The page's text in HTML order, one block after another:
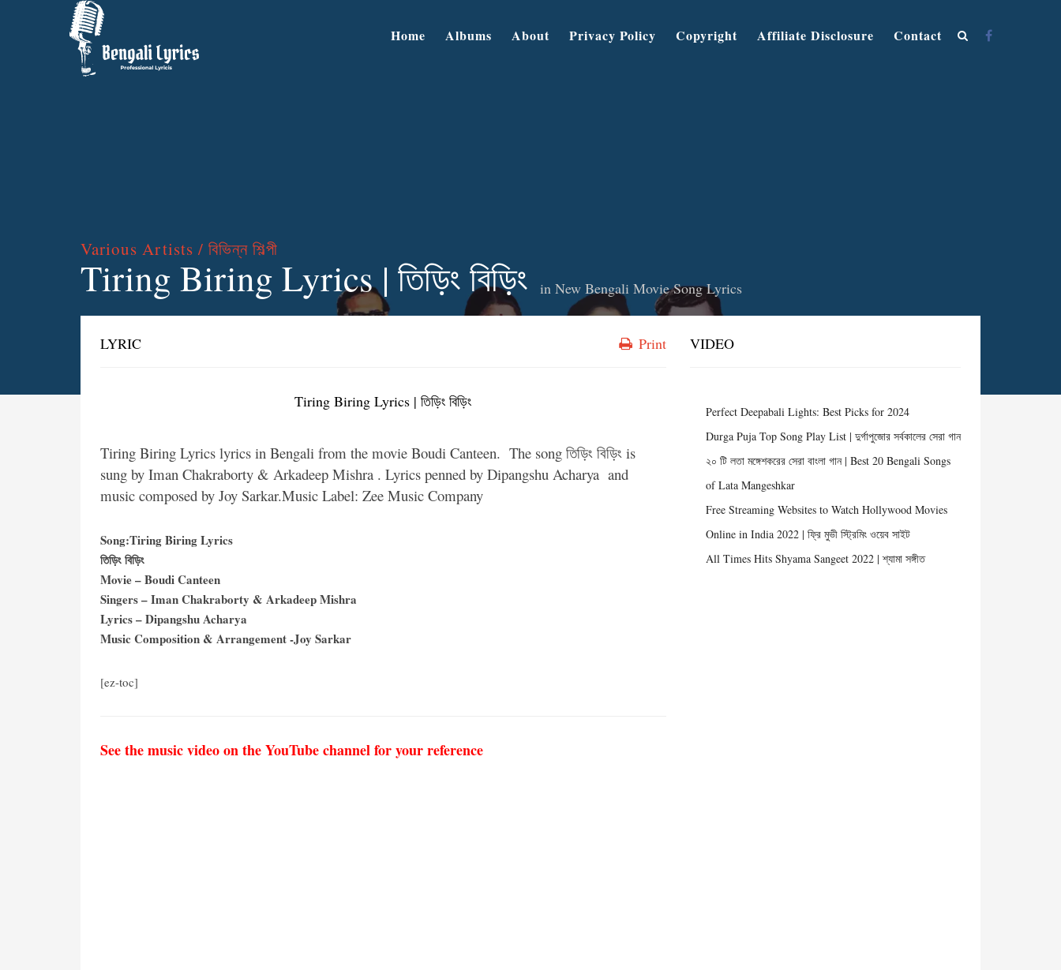
Home Albums About Privacy Policy Copyright Affiliate Disclosure Contact
Various Artists / বিভিন্ন শিল্পী
Tiring Biring Lyrics | তিড়িং বিড়িং in New Bengali Movie Song Lyrics
LYRIC Print
Tiring Biring Lyrics | তিড়িং বিড়িং
Tiring Biring Lyrics lyrics in Bengali from the movie Boudi Canteen. The song তিড়িং বিড়িং is
sung by Iman Chakraborty & Arkadeep Mishra . Lyrics penned by Dipangshu Acharya and
music composed by Joy Sarkar.Music Label: Zee Music Company
Song:Tiring Biring Lyrics
তিড়িং বিড়িং
Movie – Boudi Canteen
Singers – Iman Chakraborty & Arkadeep Mishra
Lyrics – Dipangshu Acharya
Music Composition & Arrangement -Joy Sarkar
[ez-toc]
See the music video on the YouTube channel for your reference
VIDEO
Perfect Deepabali Lights: Best Picks for 2024
Durga Puja Top Song Play List | দুর্গাপুজোর সর্বকালের সেরা গান
২০ টি লতা মঙ্গেশকরের সেরা বাংলা গান | Best 20 Bengali Songs
of Lata Mangeshkar
Free Streaming Websites to Watch Hollywood Movies
Online in India 2022 | ফ্রি মুভী স্ট্রিমিং ওয়েব সাইট
All Times Hits Shyama Sangeet 2022 | শ্যামা সঙ্গীত